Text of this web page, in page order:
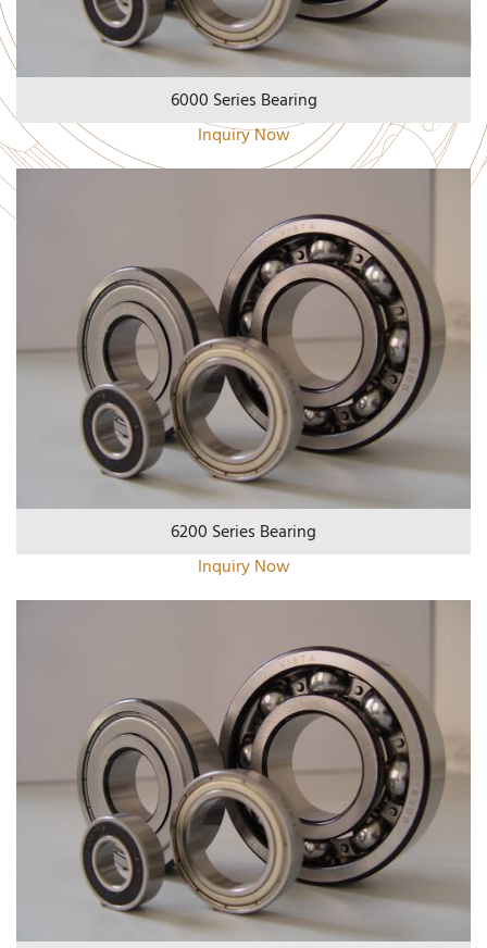
6000 Series Bearing
Inquiry Now
6200 Series Bearing
Inquiry Now